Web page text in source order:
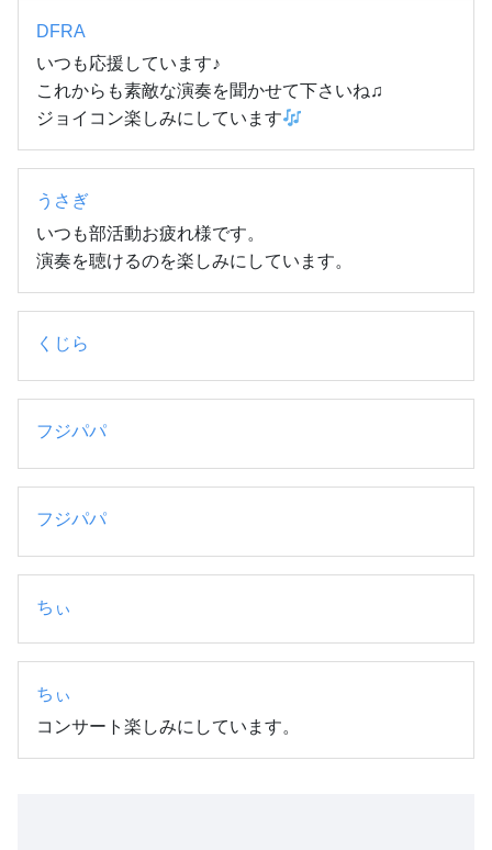
DFRA
いつも応援しています♪
これからも素敵な演奏を聞かせて下さいね♫
ジョイコン楽しみにしています
うさぎ
いつも部活動お疲れ様です。
演奏を聴けるのを楽しみにしています。
くじら
フジパパ
フジパパ
ちぃ
ちぃ
コンサート楽しみにしています。